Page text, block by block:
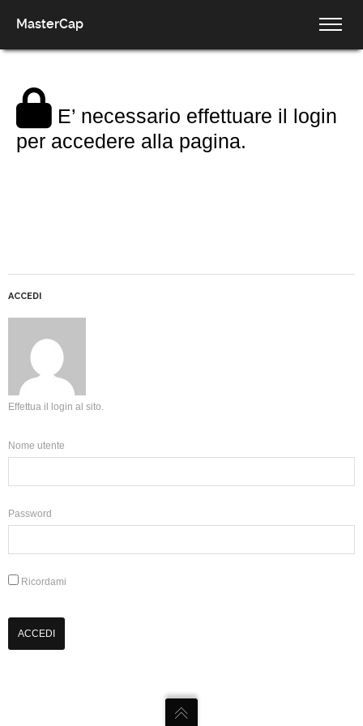
MasterCap
E’ necessario effettuare il login
per accedere alla pagina.
ACCEDI
Effettua il login al sito.
Nome utente
Password
Ricordami